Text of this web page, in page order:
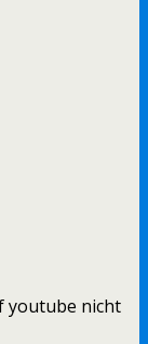
youtube nicht